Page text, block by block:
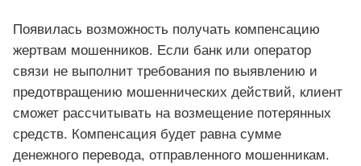
Появилась возможность получать компенсацию
жертвам мошенников. Если банк или оператор
связи не выполнит требования по выявлению и
предотвращению мошеннических действий, клиент
сможет рассчитывать на возмещение потерянных
средств. Компенсация будет равна сумме
денежного перевода, отправленного мошенникам.